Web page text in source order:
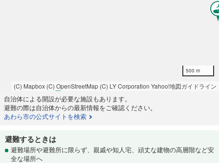
500 m
(C) Mapbox (C) OpenStreetMap (C) LY Corporation Yahoo!地図ガイドライン
自治体による開設が必要な施設もあります。
避難の際は自治体からの最新情報をご確認ください。
あわら市の公式サイトを検索
避難するときは
避難場所や避難所に限らず、親戚や知人宅、頑丈な建物の高層階など安
全な場所へ